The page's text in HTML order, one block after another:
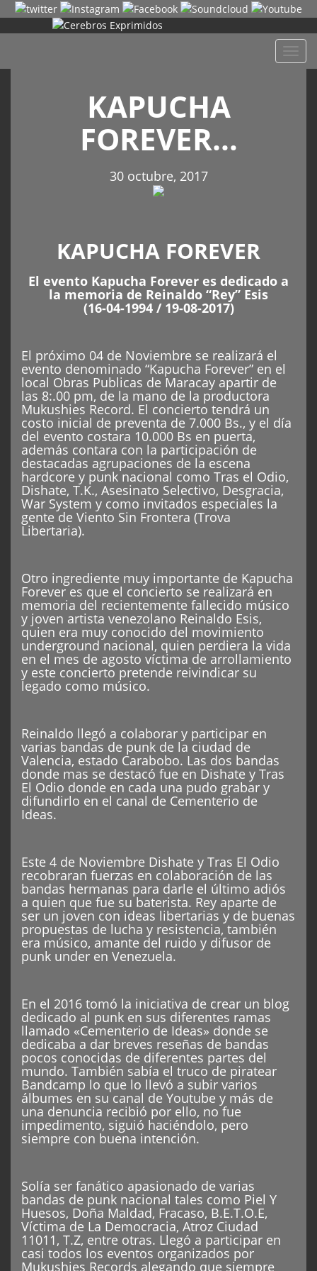
KAPUCHA
FOREVER…
30 octubre, 2017
KAPUCHA FOREVER
El evento Kapucha Forever es dedicado a
la memoria de Reinaldo “Rey” Esis
(16-04-1994 / 19-08-2017)
El próximo 04 de Noviembre se realizará el
evento denominado “Kapucha Forever” en el
local Obras Publicas de Maracay apartir de
las 8:.00 pm, de la mano de la productora
Mukushies Record. El concierto tendrá un
costo inicial de preventa de 7.000 Bs., y el día
del evento costara 10.000 Bs en puerta,
además contara con la participación de
destacadas agrupaciones de la escena
hardcore y punk nacional como Tras el Odio,
Dishate, T.K., Asesinato Selectivo, Desgracia,
War System y como invitados especiales la
gente de Viento Sin Frontera (Trova
Libertaria).
Otro ingrediente muy importante de Kapucha
Forever es que el concierto se realizará en
memoria del recientemente fallecido músico
y joven artista venezolano Reinaldo Esis,
quien era muy conocido del movimiento
underground nacional, quien perdiera la vida
en el mes de agosto víctima de arrollamiento
y este concierto pretende reivindicar su
legado como músico.
Reinaldo llegó a colaborar y participar en
varias bandas de punk de la ciudad de
Valencia, estado Carabobo. Las dos bandas
donde mas se destacó fue en Dishate y Tras
El Odio donde en cada una pudo grabar y
difundirlo en el canal de Cementerio de
Ideas.
Este 4 de Noviembre Dishate y Tras El Odio
recobraran fuerzas en colaboración de las
bandas hermanas para darle el último adiós
a quien que fue su baterista. Rey aparte de
ser un joven con ideas libertarias y de buenas
propuestas de lucha y resistencia, también
era músico, amante del ruido y difusor de
punk under en Venezuela.
En el 2016 tomó la iniciativa de crear un blog
dedicado al punk en sus diferentes ramas
llamado «Cementerio de Ideas» donde se
dedicaba a dar breves reseñas de bandas
pocos conocidas de diferentes partes del
mundo. También sabía el truco de piratear
Bandcamp lo que lo llevó a subir varios
álbumes en su canal de Youtube y más de
una denuncia recibió por ello, no fue
impedimento, siguió haciéndolo, pero
siempre con buena intención.
Solía ser fanático apasionado de varias
bandas de punk nacional tales como Piel Y
Huesos, Doña Maldad, Fracaso, B.E.T.O.E,
Víctima de La Democracia, Atroz Ciudad
11011, T.Z, entre otras. Llegó a participar en
casi todos los eventos organizados por
Mukushies Records alegando que siempre